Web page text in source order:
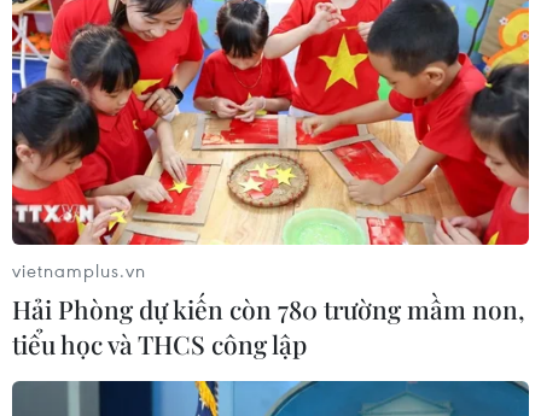
Vận tải biển toàn cầu tăng mạnh bất
chấp căng thẳng địa chính trị
09/08/2026 02:06
Canada chạy đua đạt thỏa thuận
trước khi thuế quan mới của Mỹ có
hiệu lực
09/08/2026 02:03
Khoa học công nghệ sẽ trở thành
động lực mới của quan hệ Việt Nam-
vietnamplus.vn
Hải Phòng dự kiến còn 780 trường mầm non,
tiểu học và THCS công lập